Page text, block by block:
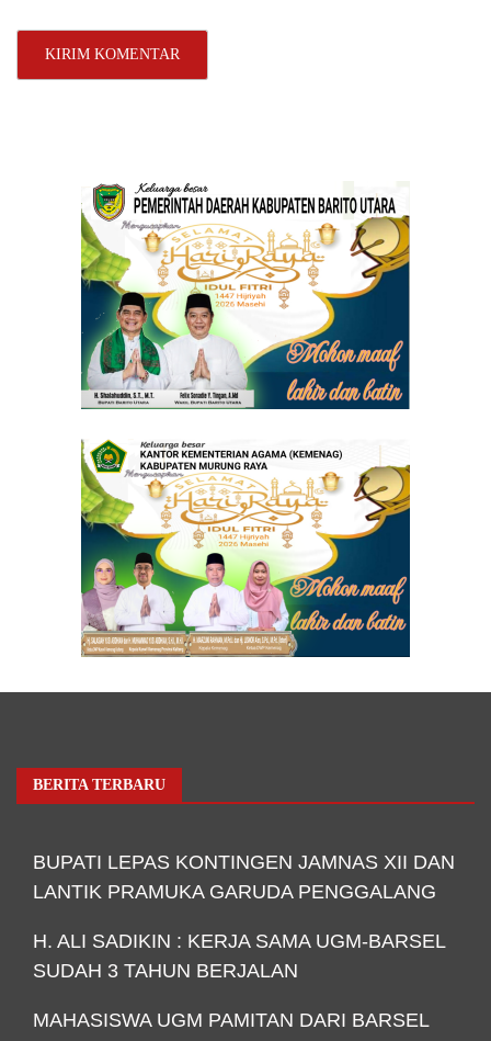
BERITA TERBARU
BUPATI LEPAS KONTINGEN JAMNAS XII DAN
LANTIK PRAMUKA GARUDA PENGGALANG
H. ALI SADIKIN : KERJA SAMA UGM-BARSEL
SUDAH 3 TAHUN BERJALAN
MAHASISWA UGM PAMITAN DARI BARSEL